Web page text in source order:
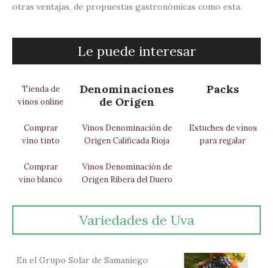
otras ventajas, de propuestas gastronómicas como esta.
Le puede interesar
Tienda de
vinos online
Denominaciones
de Origen
Packs
Comprar
vino tinto
Vinos Denominación de
Origen Calificada Rioja
Estuches de vinos
para regalar
Comprar
vino blanco
Vinos Denominación de
Origen Ribera del Duero
Variedades de Uva
En el Grupo Solar de Samaniego